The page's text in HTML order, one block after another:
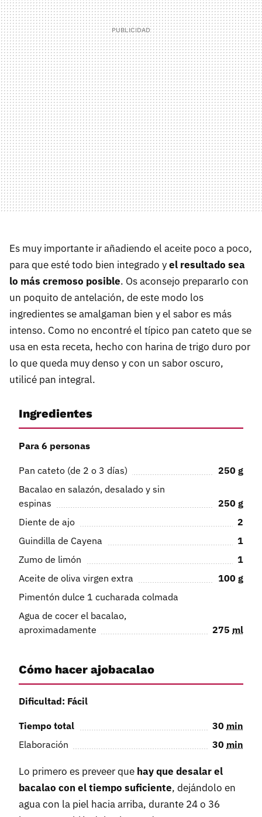
Es muy importante ir añadiendo el aceite poco a poco,
para que esté todo bien integrado yel resultado sea
lo más cremoso posible. Os aconsejo prepararlo con
un poquito de antelación, de este modo los
ingredientes se amalgaman bien y el sabor es más
intenso. Como no encontré el típico pan cateto que se
usa en esta receta, hecho con harina de trigo duro por
lo que queda muy denso y con un sabor oscuro,
utilicé pan integral.
Ingredientes
Para 6 personas
Pan cateto (de 2 o 3 días) 250 g
Bacalao en salazón, desalado y sin
espinas
250 g
Diente de ajo
2
Guindilla de Cayena
1
Zumo de limón
1
Aceite de oliva virgen extra
100 g
Pimentón dulce 1 cucharada colmada
Agua de cocer el bacalao,
aproximadamente
275 ml
Cómo hacer ajobacalao
Dificultad: Fácil
Tiempo total 30 min
Elaboración
30 min
Lo primero es preveer que hay que desalar el
bacalao con el tiempo suficiente, dejándolo en
agua con la piel hacia arriba, durante 24 o 36